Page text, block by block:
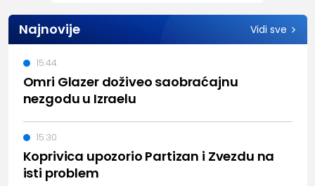
Najnovije Vidi sve
Omri Glazer doživeo saobraćajnu
nezgodu u Izraelu
15:44
Koprivica upozorio Partizan i Zvezdu na
isti problem
15:30